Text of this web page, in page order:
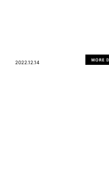
2022.12.14